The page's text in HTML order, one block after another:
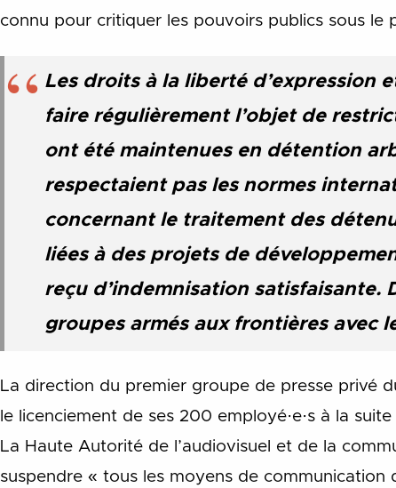
connu pour critiquer les pouvoirs publics sous le
Les droits à la liberté d’expression
faire régulièrement l’objet de
ont été maintenues en détention
respectaient pas les normes
concernant le traitement des
liées à des projets de
reçu d’indemnisation satisfaisante.
groupes armés aux frontières avec
La direction du premier groupe de presse privé
le licenciement de ses 200 employé·e·s à la
La Haute Autorité de l’audiovisuel et de la
suspendre « tous les moyens de communication